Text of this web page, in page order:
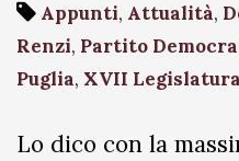
Appunti, Attualità,
Renzi, Partito
Puglia, XVII Legislatura
Lo dico con la